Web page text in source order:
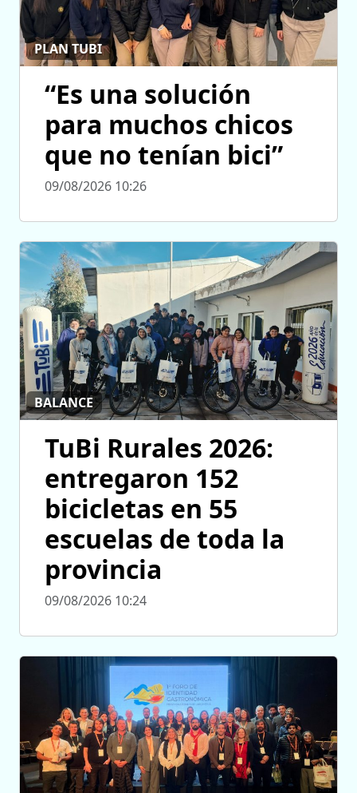
PLAN TUBI
“Es una solución
para muchos chicos
que no tenían bici”
09/08/2026 10:26
BALANCE
TuBi Rurales 2026:
entregaron 152
bicicletas en 55
escuelas de toda la
provincia
09/08/2026 10:24